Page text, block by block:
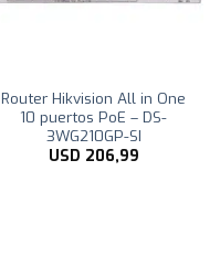
Router Hikvision All in One
10 puertos PoE – DS-
3WG210GP-SI
USD 206,99